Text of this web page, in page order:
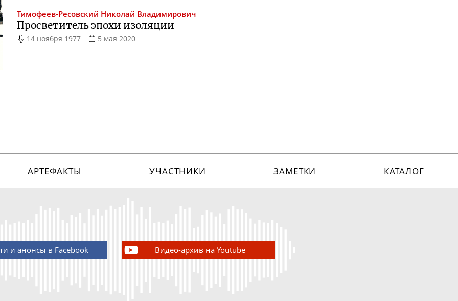
Тимофеев-Ресовский Николай Владимирович
Просветитель эпохи изоляции
14 ноября 1977 5 мая 2020
АРТЕФАКТЫ УЧАСТНИКИ ЗАМЕТКИ КАТАЛОГ
и анонсы в Facebook Видео-архив на Youtube